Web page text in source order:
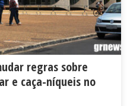
regras sobre
e caça-níqueis no